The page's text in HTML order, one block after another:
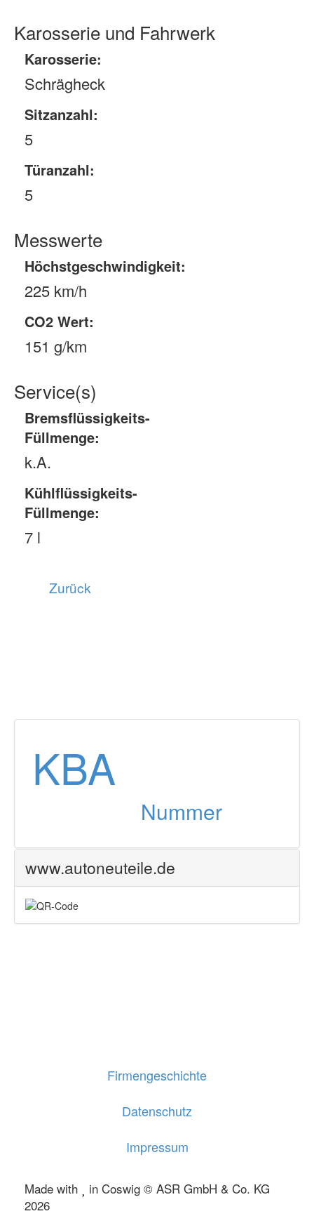
Karosserie und Fahrwerk
Karosserie:
Schrägheck
Sitzanzahl:
5
Türanzahl:
5
Messwerte
Höchstgeschwindigkeit:
225 km/h
CO2 Wert:
151 g/km
Service(s)
Bremsflüssigkeits-
Füllmenge:
k.A.
Kühlflüssigkeits-
Füllmenge:
7 l
Zurück
KBA
Nummer
www.autoneuteile.de
Firmengeschichte
Datenschutz
Impressum
Made with
in Coswig © ASR GmbH & Co. KG
2026